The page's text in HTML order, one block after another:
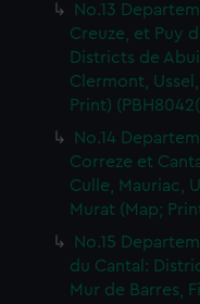
No.13
Creuze, et Puy
Districts de
Clermont,
Print)
No.14
Correze et
Culle, Mauriac,
Murat (Map;
No.15
du Cantal:
Mur de Barres,